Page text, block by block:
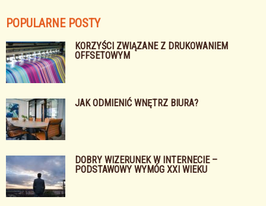
POPULARNE POSTY
KORZYŚCI ZWIĄZANE Z DRUKOWANIEM
OFFSETOWYM
JAK ODMIENIĆ WNĘTRZ BIURA?
DOBRY WIZERUNEK W INTERNECIE –
PODSTAWOWY WYMÓG XXI WIEKU